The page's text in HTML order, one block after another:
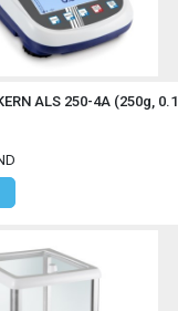
ALS 250-4A (250g, 0.1